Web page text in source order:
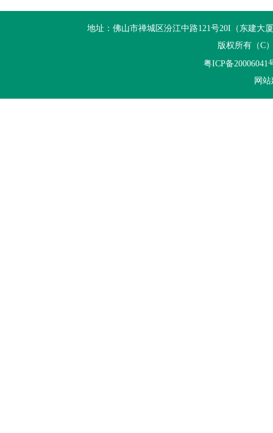
佛山市中小企业服务局转发广东省工业和
国家发展改革委等部门关于开展重点行业
佛山市科学技术局关于组织申报2026年度
广东省能源局关于《2026年广东省重点节
地址：佛山市禅城区汾江中路121号20I（东建大
版权所有（C
粤ICP备20006041
网